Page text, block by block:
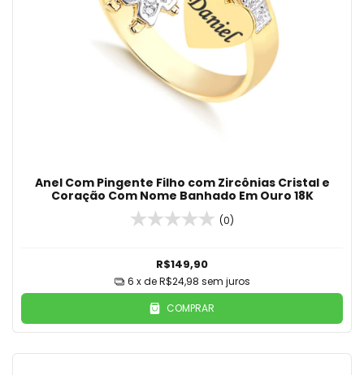
Anel Com Pingente Filho com Zircônias Cristal e
Coração Com Nome Banhado Em Ouro 18K
(0)
R$149,90
6 x deR$24,98 sem juros
COMPRAR